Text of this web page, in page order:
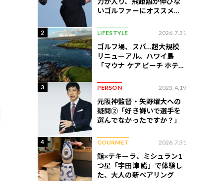
いゴルファーにオススメの
2 LIFESTYLE 2026.7.31
ゴルフ場、スパ…超大規模
リニューアル。ハワイ島
「マウナ ケア ビーチ ホテ
3 PERSON 2023.4.19
元阪神監督・矢野燿大への
疑問②「好き嫌いで選手を
選んでなかったですか？」
4 GOURMET 2026.7.31
鮨×テキーラ、ミシュラン1
つ星「宇田津 鮨」で体験し
た、大人の新ペアリング